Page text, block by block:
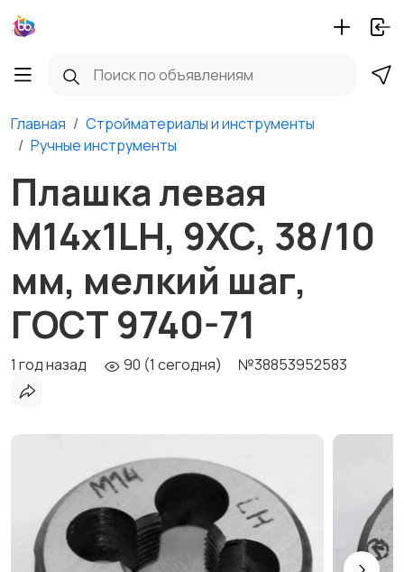
Главная
Стройматериалы и инструменты
Ручные инструменты
Плашка левая
М14х1LH, 9ХС, 38/10
мм, мелкий шаг,
ГОСТ 9740-71
1 год назад 90 (1 сегодня) №38853952583